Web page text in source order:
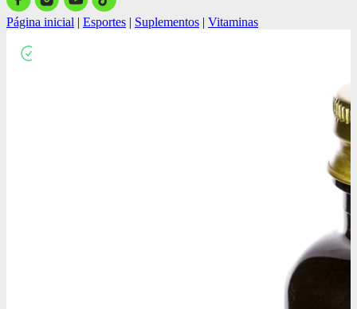
Página inicial | Esportes | Suplementos | Vitaminas